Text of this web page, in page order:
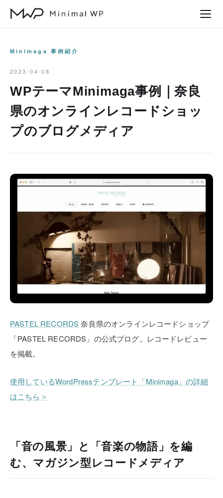
Minimaga 事例紹介
2023-04-08
WPテーマMinimaga事例｜奈良
県のオンラインレコードショッ
プのブログメディア
PASTEL RECORDS奈良県のオンラインレコードショップ
「PASTEL RECORDS」の公式ブログ。レコードレビュー
を掲載。
使用しているWordPressテンプレート「Minimaga」の詳細
はこちら＞
「音の風景」と「音楽の物語」を編
む、マガジン型レコードメディア